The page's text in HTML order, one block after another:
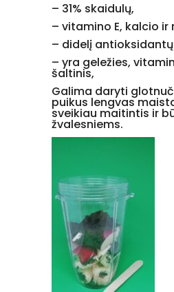
– 31% skaidulų,
– vitamino E, kalcio ir
– didelį antioksidantų
– yra geležies,
šaltinis,
Galima daryti
puikus lengvas
sveikiau maitintis ir
žvalesniems.